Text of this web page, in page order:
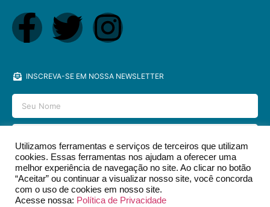
INSCREVA-SE EM NOSSA NEWSLETTER
ENVIAR
Utilizamos ferramentas e serviços de terceiros que utilizam
cookies. Essas ferramentas nos ajudam a oferecer uma
melhor experiência de navegação no site. Ao clicar no botão
“Aceitar” ou continuar a visualizar nosso site, você concorda
com o uso de cookies em nosso site.
Acesse nossa: Política de Privacidade